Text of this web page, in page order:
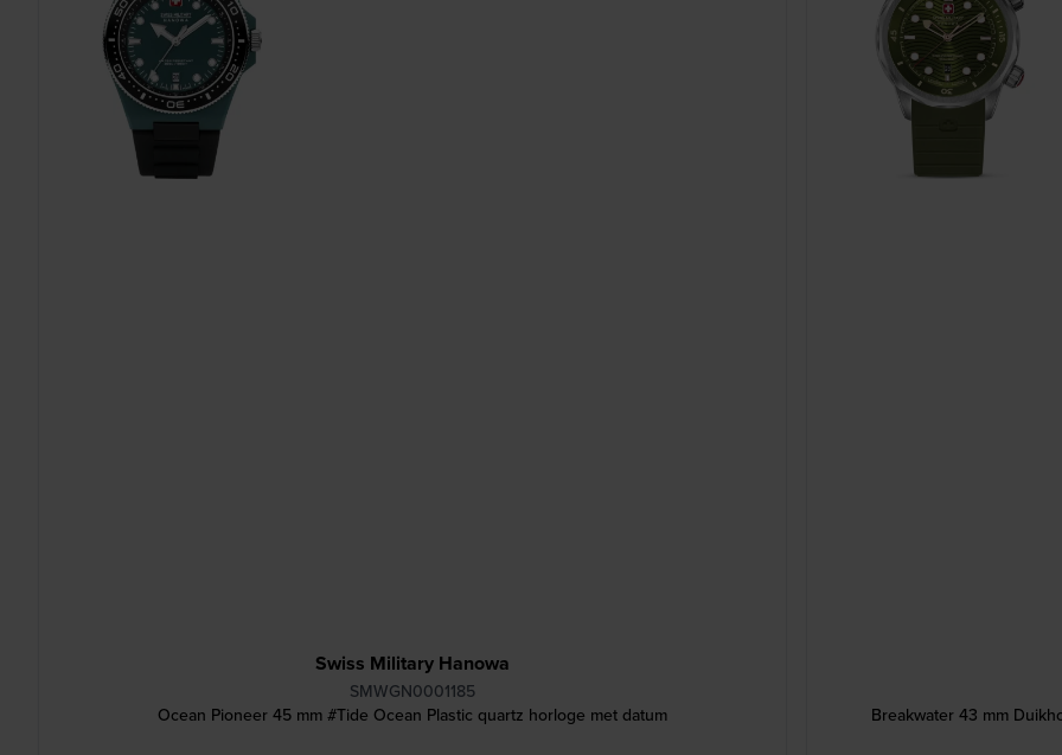
Swiss Military Hanowa
SMWGN0001185
Ocean Pioneer 45 mm #Tide Ocean Plastic quartz horloge met datum
Breakwater 43 mm